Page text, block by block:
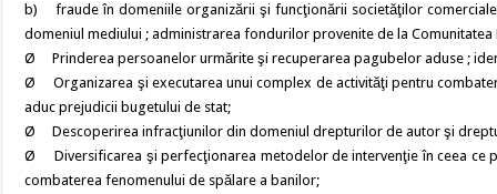
b) fraude în domeniile organizării şi funcţionării societăţilor
domeniul mediului ; administrarea fondurilor provenite de la Comunitatea
Ø Prinderea persoanelor urmărite şi recuperarea pagubelor aduse ;
Ø Organizarea şi executarea unui complex de activităţi pentru
aduc prejudicii bugetului de stat;
Ø Descoperirea infracţiunilor din domeniul drepturilor de autor şi
Ø Diversificarea şi perfecţionarea metodelor de intervenţie în ceea ce
combaterea fenomenului de spălare a banilor;